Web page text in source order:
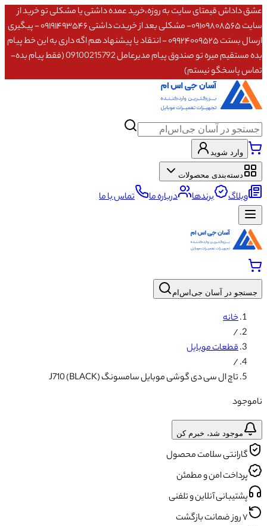
عشق داداش قیمتای سایت به روزه،خرید عمده داشتی یا مشکلی تو خرید از
سایت ۰۹۱۰۹۸۰۸۵۶۵- مشکلی بعد از خریدت داشتی ۰۹۱۹۱۴۹۳۵۴۶ - پیگیری
ارسال بستت ۰۹۹۲۴۰۰۹۵۲۵ - انتقاد یا پیشنهاد هم اگه داری به این خط پیام
بده مستقیم میره تو صندوق پیام مدیرعامل 09100215792 (فقط پیام بده-
تماس پاسخگو نیستم)
وارد شوید
دسته‌بندی محصولات
وبلاگ برندها درباره ما تماس با ما
جستجو در آسان جی‌اس‌ام
خانه
/
قطعات موبایل
/
تاچ ال سی دی گوشی موبایل سامسونگ J710 (BLACK)
ناموجود
موجود شد، خبرم کن
گارانتی سلامت محصول
پرداخت امن و مطمئن
پشتیبانی آنلاین و تلفنی
۷ روز ضمانت بازگشت